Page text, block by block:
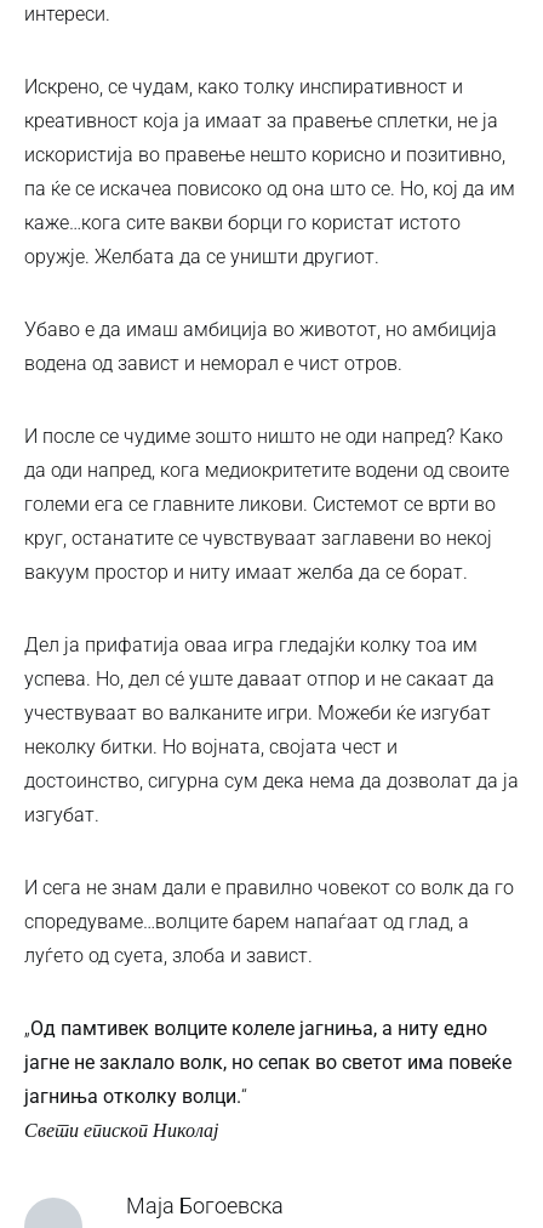
интереси.
Искрено, се чудам, како толку инспиративност и
креативност која ја имаат за правење сплетки, не ја
искористија во правење нешто корисно и позитивно,
па ќе се искачеа повисоко од она што се. Но, кој да им
каже…кога сите вакви борци го користат истото
оружје. Желбата да се уништи другиот.
Убаво е да имаш амбиција во животот, но амбиција
водена од завист и неморал е чист отров.
И после се чудиме зошто ништо не оди напред? Како
да оди напред, кога медиокритетите водени од своите
големи ега се главните ликови. Системот се врти во
круг, останатите се чувствуваат заглавени во некој
вакуум простор и ниту имаат желба да се борат.
Дел ја прифатија оваа игра гледајќи колку тоа им
успева. Но, дел сé уште даваат отпор и не сакаат да
учествуваат во валканите игри. Можеби ќе изгубат
неколку битки. Но војната, својата чест и
достоинство, сигурна сум дека нема да дозволат да ја
изгубат.
И сега не знам дали е правилно човекот со волк да го
споредуваме…волците барем напаѓаат од глад, а
луѓето од суета, злоба и завист.
„Од памтивек волците колеле јагниња, а ниту едно
јагне не заклало волк, но сепак во светот има повеќе
јагниња отколку волци.“
Свети епископ Николај
Маја Богоевска